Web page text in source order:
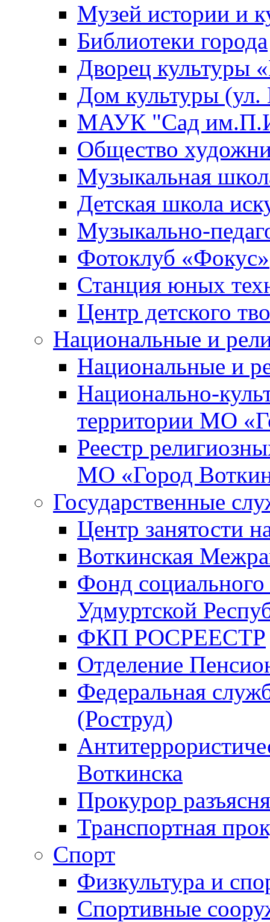
Музей истории и
Библиотеки города
Дворец культуры
Дом культуры (ул.
МАУК "Сад
Общество
Музыкальная
Детская школа
Музыкально-
Фотоклуб «Фокус»
Станция юных
Центр детского
Национальные и
Национальные и
Национально-
территории МО
Реестр
МО «Город
Государственные
Центр занятости
Воткинская
Фонд
Удмуртской
ФКП РОСРЕЕСТР
Отделение
Федеральная
(Роструд)
Воткинска
Прокурор
Транспортная
Спорт
Физкультура и
Спортивные